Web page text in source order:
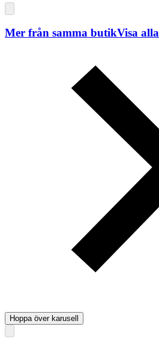
Mer från samma butikVisa alla
Hoppa över karusell